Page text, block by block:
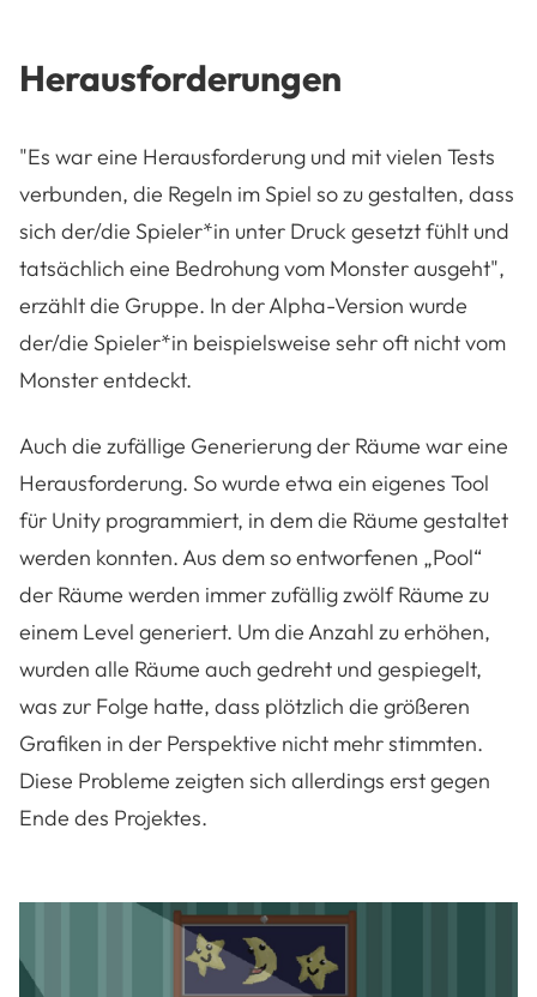
Herausforderungen
"Es war eine Herausforderung und mit vielen Tests
verbunden, die Regeln im Spiel so zu gestalten, dass
sich der/die Spieler*in unter Druck gesetzt fühlt und
tatsächlich eine Bedrohung vom Monster ausgeht",
erzählt die Gruppe. In der Alpha-Version wurde
der/die Spieler*in beispielsweise sehr oft nicht vom
Monster entdeckt.
Auch die zufällige Generierung der Räume war eine
Herausforderung. So wurde etwa ein eigenes Tool
für Unity programmiert, in dem die Räume gestaltet
werden konnten. Aus dem so entworfenen „Pool“
der Räume werden immer zufällig zwölf Räume zu
einem Level generiert. Um die Anzahl zu erhöhen,
wurden alle Räume auch gedreht und gespiegelt,
was zur Folge hatte, dass plötzlich die größeren
Grafiken in der Perspektive nicht mehr stimmten.
Diese Probleme zeigten sich allerdings erst gegen
Ende des Projektes.